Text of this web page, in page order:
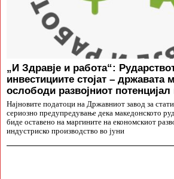
„И Здравје и работа“:
инвестициите стојат – државата
ослободи развојниот
Најновите податоци на Државниот завод за
сериозно предупредување дека македонското
биде оставено на маргините на економскиот
индустриско производство во јуни